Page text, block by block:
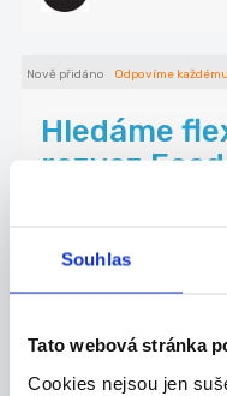
Souhlas
Tato webová stránka
Cookies nejsou jen
Nově přidáno Odpovíme každému
Hledáme
rozvoz
**Přidejte se k
Kroměříž
FRANKOS GROUP s.r.o.